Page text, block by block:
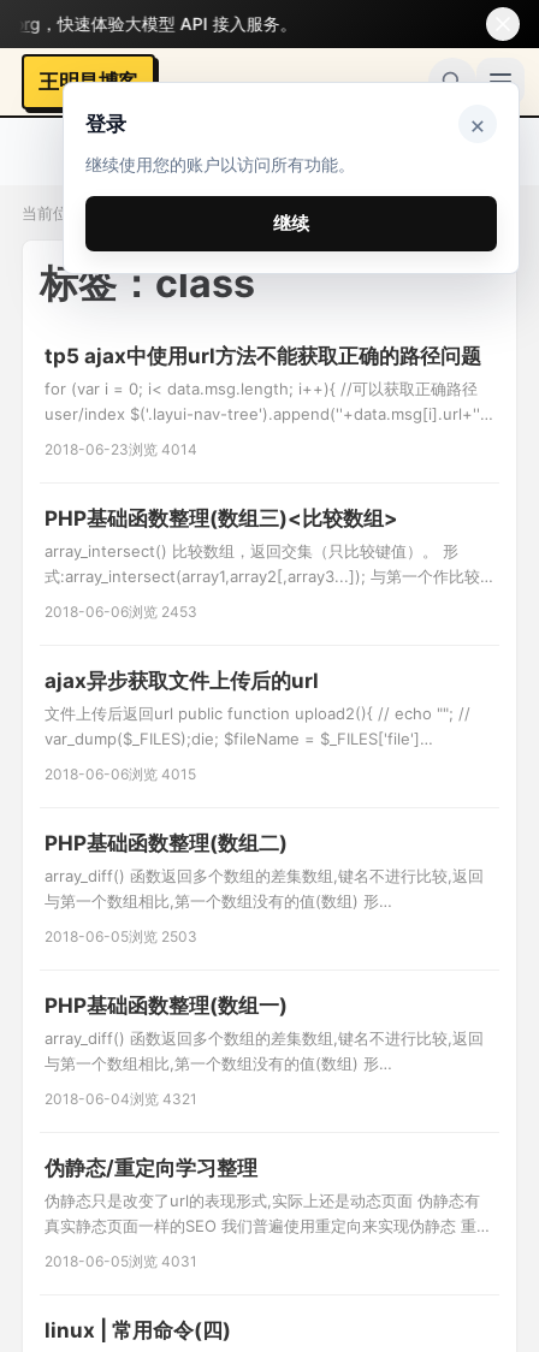
登录 ×
继续使用您的账户以访问所有功能。
继续
，快速体验大模型 API 接入服务。
王明昌博客
当前位置：标签 / class
标签：class
tp5 ajax中使用url方法不能获取正确的路径问题
for (var i = 0; i< data.msg.length; i++){ //可以获取正确路径
user/index $('.layui-nav-tree').append(''+data.msg[i].url+'');
//获取的路径是index/user/index,,多出了个index $('.layui-nav-
2018-06-23浏览 4014
PHP基础函数整理(数组三)<比较数组>
array_intersect() 比较数组，返回交集（只比较键值）。 形
式:array_intersect(array1,array2[,array3...]); 与第一个作比较,
返回交集 array_intersect_assoc() 比较数组，返回交集（比较键
2018-06-06浏览 2453
ajax异步获取文件上传后的url
文件上传后返回url public function upload2(){ // echo ""; //
var_dump($_FILES);die; $fileName = $_FILES['file']
['name'];//文件名 $tmpName = $_FILES['file']['tmp_name'];//
2018-06-06浏览 4015
PHP基础函数整理(数组二)
array_diff() 函数返回多个数组的差集数组,键名不进行比较,返回
与第一个数组相比,第一个数组没有的值(数组) 形
式:array_diff(array1,array2,array3...); 例子:
2018-06-05浏览 2503
PHP基础函数整理(数组一)
array_diff() 函数返回多个数组的差集数组,键名不进行比较,返回
与第一个数组相比,第一个数组没有的值(数组) 形
式:array_diff(array1,array2,array3...); 例子:
2018-06-04浏览 4321
伪静态/重定向学习整理
伪静态只是改变了url的表现形式,实际上还是动态页面 伪静态有
真实静态页面一样的SEO 我们普遍使用重定向来实现伪静态 重定
向 http协议中的3XX(主要有302/303) 例: 1.修改apache配置文
2018-06-05浏览 4031
linux | 常用命令(四)